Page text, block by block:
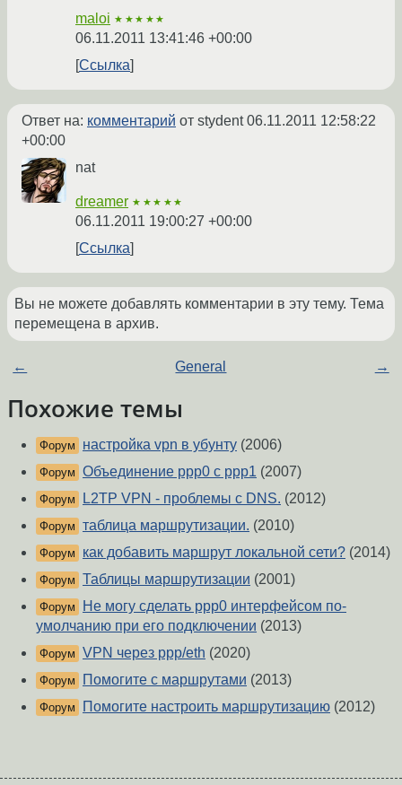
maloi ★★★★★
06.11.2011 13:41:46 +00:00
Ссылка
Ответ на: комментарий от stydent06.11.2011 12:58:22
+00:00
nat
dreamer ★★★★★
06.11.2011 19:00:27 +00:00
Ссылка
Вы не можете добавлять комментарии в эту тему. Тема
перемещена в архив.
← General →
Похожие темы
Форум настройка vpn в убунту (2006)
Форум Объединение ppp0 c ppp1 (2007)
Форум L2TP VPN - проблемы с DNS. (2012)
Форум таблица маршрутизации. (2010)
Форум как добавить маршрут локальной сети? (2014)
Форум Таблицы маршрутизации (2001)
Форум
Не могу сделать ppp0 интерфейсом по-
умолчанию при его подключении (2013)
Форум VPN через ppp/eth (2020)
Форум Помогите с маршрутами (2013)
Форум Помогите настроить маршрутизацию (2012)